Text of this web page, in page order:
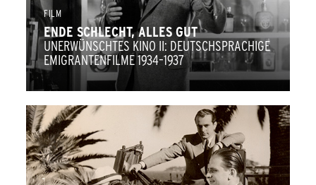
FILM
ENDE SCHLECHT, ALLES GUT
UNERWÜNSCHTES KINO II: DEUTSCHSPRACHIGE
EMIGRANTENFILME 1934–1937